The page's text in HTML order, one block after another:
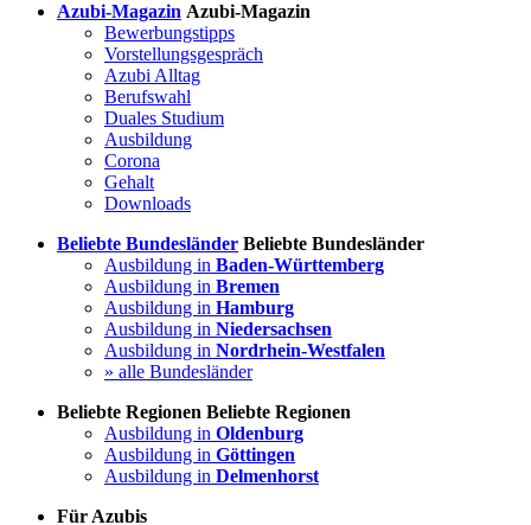
Azubi-Magazin Azubi-Magazin
Bewerbungstipps
Vorstellungsgespräch
Azubi Alltag
Berufswahl
Duales Studium
Ausbildung
Corona
Gehalt
Downloads
Beliebte Bundesländer Beliebte Bundesländer
Ausbildung in Baden-Württemberg
Ausbildung in Bremen
Ausbildung in Hamburg
Ausbildung in Niedersachsen
Ausbildung in Nordrhein-Westfalen
» alle Bundesländer
Beliebte Regionen Beliebte Regionen
Ausbildung in Oldenburg
Ausbildung in Göttingen
Ausbildung in Delmenhorst
Für Azubis